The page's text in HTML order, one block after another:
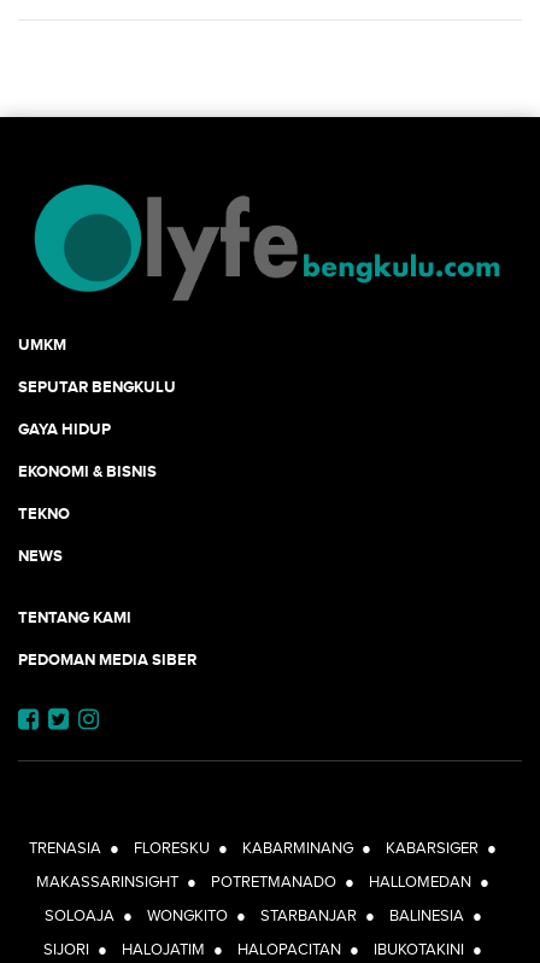
UMKM
SEPUTAR BENGKULU
GAYA HIDUP
EKONOMI & BISNIS
TEKNO
NEWS
TENTANG KAMI
PEDOMAN MEDIA SIBER
TRENASIA ● FLORESKU ● KABARMINANG ● KABARSIGER ●
MAKASSARINSIGHT ● POTRETMANADO ● HALLOMEDAN ●
SOLOAJA ● WONGKITO ● STARBANJAR ● BALINESIA ●
SIJORI ● HALOJATIM ● HALOPACITAN ● IBUKOTAKINI ●